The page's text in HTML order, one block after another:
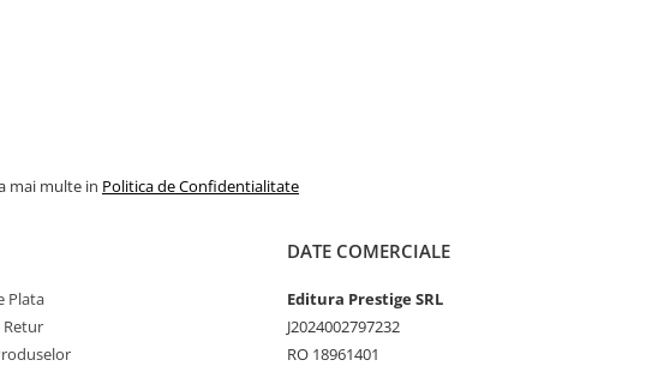
mai multe in Politica de Confidentialitate
Plata
Retur
DATE COMERCIALE
Editura Prestige SRL
J2024002797232
RO 18961401